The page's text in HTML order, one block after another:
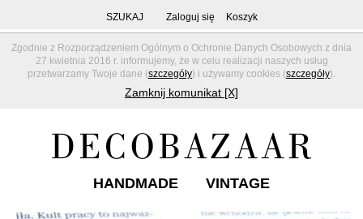
Zgodnie z Rozporządzeniem Ogólnym o Ochronie Danych Osobowych z dnia
27 kwietnia 2016 r. informujemy, że w celu realizacji naszych usług
przetwarzamy Twoje dane (szczegóły) i używamy cookies (szczegóły).
Zamknij komunikat [X]
SZUKAJ Zaloguj się Koszyk
HANDMADE VINTAGE